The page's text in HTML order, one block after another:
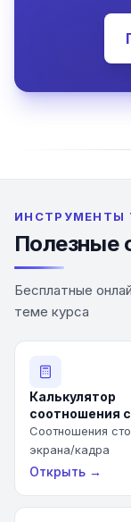
ИНСТРУМЕНТЫ
Полезные
Бесплатные
теме курса
Калькулятор
соотношения
Соотношения
экрана/кадра
Открыть →